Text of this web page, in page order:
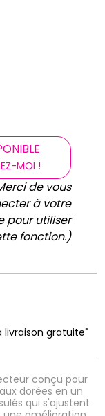
conçu pour
dorées en un
qui s'ajustent
MOI !
de vous
à votre
pour utiliser
fonction.)
gratuite*